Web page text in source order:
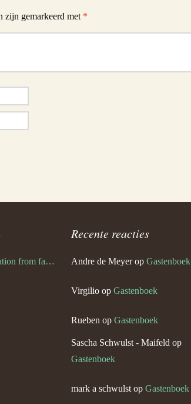
zijn gemarkeerd met *
Very importent infromation from family Schwulst
Recente reacties
Andre de Meyerop Gastenboek
Virgilio op Gastenboek
Rueben op Gastenboek
Sascha Schwulst - Maifeld op
Gastenboek
mark a schwulst op Gastenboek